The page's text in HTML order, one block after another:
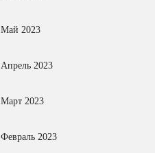
Май 2023
Апрель 2023
Март 2023
Февраль 2023